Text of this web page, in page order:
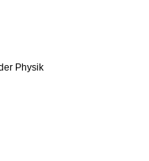
Physik